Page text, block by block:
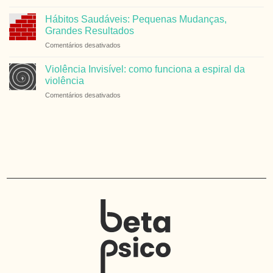
Outubro
Rosa
a
diferença
entre
e
Hábitos Saudáveis: Pequenas Mudanças,
Grandes Resultados
Comentários desativados
Saudáveis:
Violência Invisível: como funciona a espiral da
violência
Comentários desativados
violência